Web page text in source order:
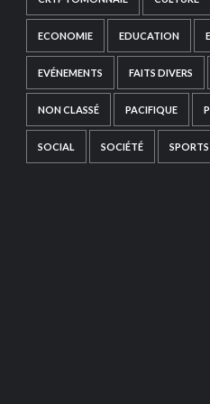
ECONOMIE EDUCATION
EVÉNEMENTS FAITS DIVERS
NON CLASSÉ PACIFIQUE
SOCIAL SOCIÉTÉ SPORTS